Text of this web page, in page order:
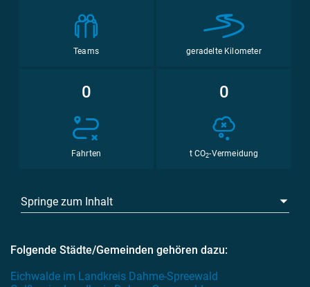
Teams geradelte Kilometer
0
Fahrten
0
t CO2-Vermeidung
Springe zum Inhalt
Folgende Städte/Gemeinden gehören dazu:
Eichwalde im Landkreis Dahme-Spreewald